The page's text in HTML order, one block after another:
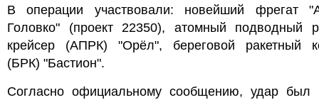
В операции участвовали: новейший фрегат
Головко" (проект 22350), атомный подводный
крейсер (АПРК) "Орёл", береговой ракетный
(БРК) "Бастион".
Согласно официальному сообщению, удар был